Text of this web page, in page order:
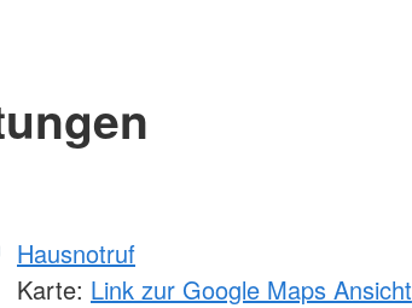
Hausnotruf
Karte: Link zur Google Maps Ansicht